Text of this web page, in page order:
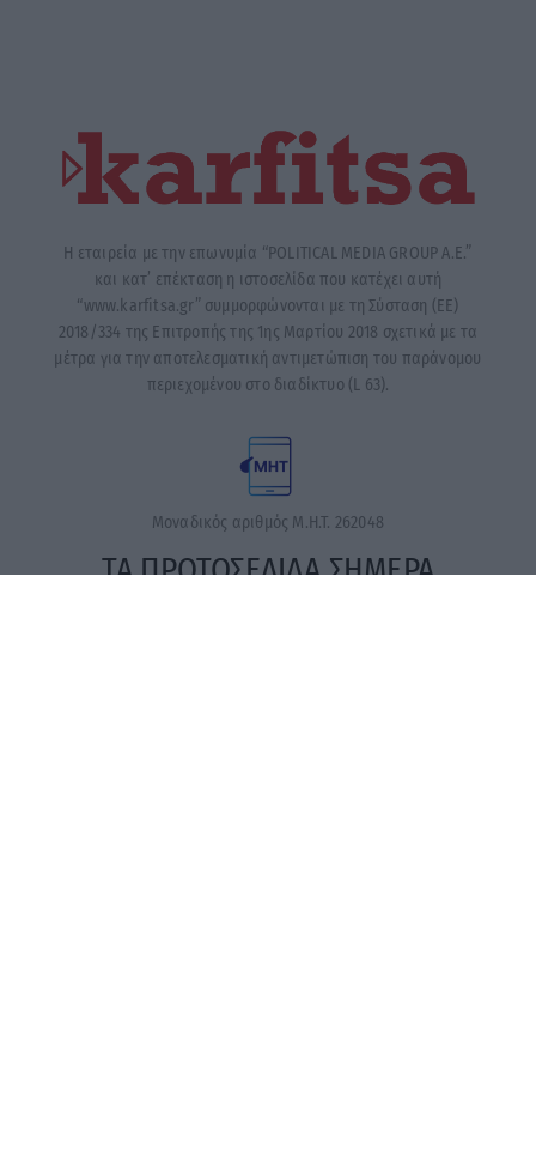
Η εταιρεία με την επωνυμία “POLITICAL MEDIA GROUP A.E.”
και κατ’ επέκταση η ιστοσελίδα που κατέχει αυτή
“www.karfitsa.gr” συμμορφώνονται με τη Σύσταση (ΕΕ)
2018/334 της Επιτροπής της 1ης Μαρτίου 2018 σχετικά με τα
μέτρα για την αποτελεσματική αντιμετώπιση του παράνομου
περιεχομένου στο διαδίκτυο (L 63).
Μοναδικός αριθμός Μ.Η.Τ. 262048
ΤΑ ΠΡΩΤΟΣΕΛΙΔΑ ΣΗΜΕΡΑ